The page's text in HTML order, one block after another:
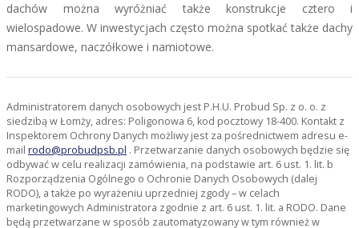
dachów można wyróżniać także konstrukcje cztero i
wielospadowe. W inwestycjach często można spotkać także dachy
mansardowe, naczółkowe i namiotowe.
Administratorem danych osobowych jest P.H.U. Probud Sp. z o. o. z
siedzibą w Łomży, adres: Poligonowa 6, kod pocztowy 18-400. Kontakt z
Inspektorem Ochrony Danych możliwy jest za pośrednictwem adresu e-
mail rodo@probudpsb.pl . Przetwarzanie danych osobowych będzie się
odbywać w celu realizacji zamówienia, na podstawie art. 6 ust. 1. lit. b
Rozporządzenia Ogólnego o Ochronie Danych Osobowych (dalej
RODO), a także po wyrażeniu uprzedniej zgody – w celach
marketingowych Administratora zgodnie z art. 6 ust. 1. lit. a RODO. Dane
będą przetwarzane w sposób zautomatyzowany w tym również w